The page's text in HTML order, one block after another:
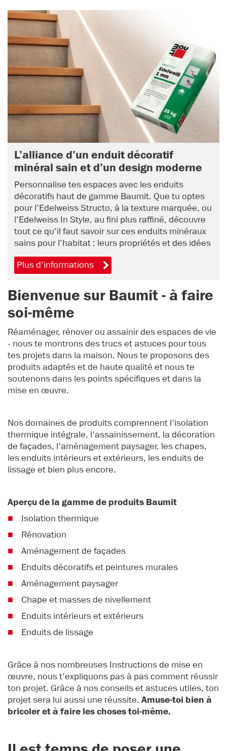
L’alliance d’un enduit décoratif
minéral sain et d’un design moderne
Personnalise tes espaces avec les enduits
décoratifs haut de gamme Baumit. Que tu optes
pour l’Edelweiss Structo, à la texture marquée, ou
l’Edelweiss In Style, au fini plus raffiné, découvre
tout ce qu’il faut savoir sur ces enduits minéraux
sains pour l’habitat : leurs propriétés et des idées
créatives pour ta décoration.
Plus d’informations
Bienvenue sur Baumit - à faire
soi-même
Réaménager, rénover ou assainir des espaces de vie
- nous te montrons des trucs et astuces pour tous
tes projets dans la maison. Nous te proposons des
produits adaptés et de haute qualité et nous te
soutenons dans les points spécifiques et dans la
mise en œuvre.
Nos domaines de produits comprennent l'isolation
thermique intégrale, l'assainissement, la décoration
de façades, l'aménagement paysager, les chapes,
les enduits intérieurs et extérieurs, les enduits de
lissage et bien plus encore.
Aperçu de la gamme de produits Baumit
Isolation thermique
Rénovation
Aménagement de façades
Enduits décoratifs et peintures murales
Aménagement paysager
Chape et masses de nivellement
Enduits intérieurs et extérieurs
Enduits de lissage
Grâce à nos nombreuses Instructions de mise en
œuvre, nous t'expliquons pas à pas comment réussir
ton projet. Grâce à nos conseils et astuces utiles, ton
projet sera lui aussi une réussite. Amuse-toi bien à
bricoler et à faire les choses toi-même.